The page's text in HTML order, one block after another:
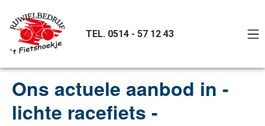
naar
inhoud
't Fietshoekje
TEL. 0514 - 57 12 43
Ons actuele aanbod in -
lichte racefiets -